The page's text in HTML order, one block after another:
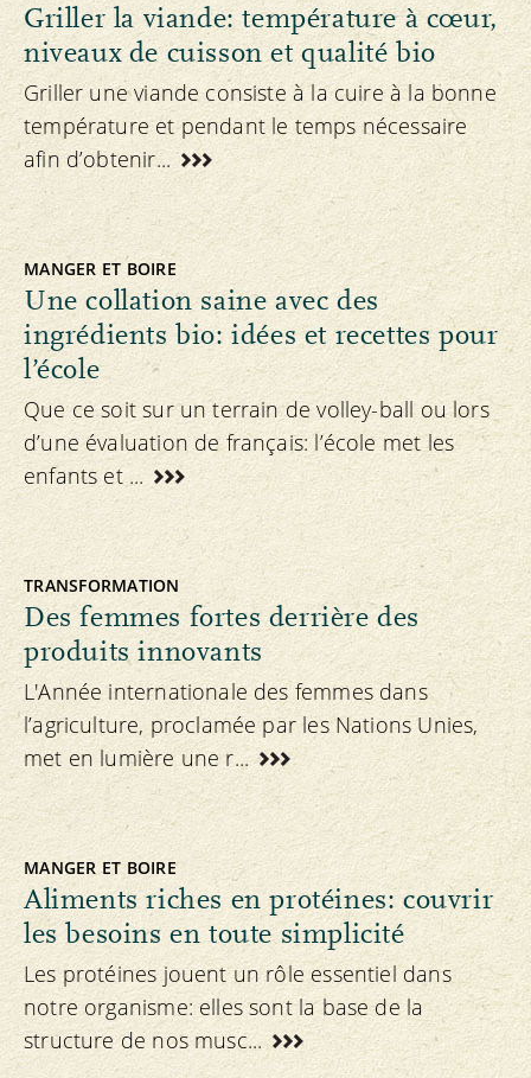
Griller la viande: température à cœur,
niveaux de cuisson et qualité bio
Griller une viande consiste à la cuire à la bonne
température et pendant le temps nécessaire
afin d’obtenir...
MANGER ET BOIRE
Une collation saine avec des
ingrédients bio: idées et recettes pour
l’école
Que ce soit sur un terrain de volley-ball ou lors
d’une évaluation de français: l’école met les
enfants et ...
TRANSFORMATION
Des femmes fortes derrière des
produits innovants
L'Année internationale des femmes dans
l’agriculture, proclamée par les Nations Unies,
met en lumière une r...
MANGER ET BOIRE
Aliments riches en protéines: couvrir
les besoins en toute simplicité
Les protéines jouent un rôle essentiel dans
notre organisme: elles sont la base de la
structure de nos musc...